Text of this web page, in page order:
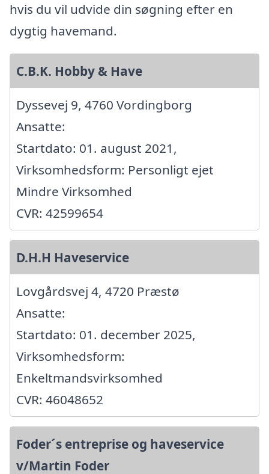
hvis du vil udvide din søgning efter en
dygtig havemand.
C.B.K. Hobby & Have
Dyssevej 9, 4760 Vordingborg
Ansatte:
Startdato: 01. august 2021,
Virksomhedsform: Personligt ejet
Mindre Virksomhed
CVR: 42599654
D.H.H Haveservice
Lovgårdsvej 4, 4720 Præstø
Ansatte:
Startdato: 01. december 2025,
Virksomhedsform:
Enkeltmandsvirksomhed
CVR: 46048652
Foder´s entreprise og haveservice
v/Martin Foder